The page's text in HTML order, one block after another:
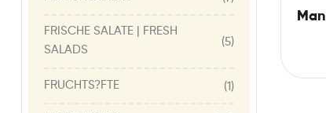
FRISCHE SALATE | FRESH
SALADS
(5)
FRUCHTS?FTE (1)